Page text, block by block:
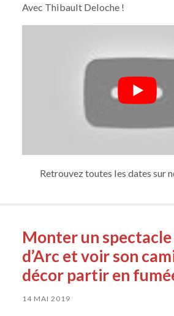
Avec Thibault Deloche !
Retrouvez toutes les dates sur
Monter un spectacle
d’Arc et voir son
décor partir en
14 MAI 2019